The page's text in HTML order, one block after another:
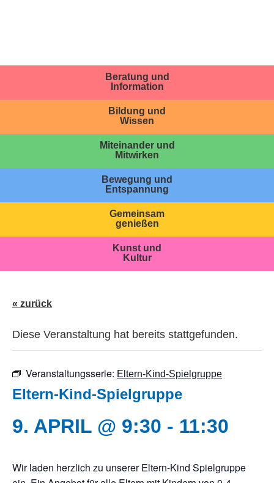
Beratung und
Information
Bildung und
Wissen
Miteinander und
Mitwirken
Bewegung und
Entspannung
Gemeinsam
genießen
Kunst und
Kultur
« zurück
Diese Veranstaltung hat bereits stattgefunden.
Veranstaltungsserie: Eltern-Kind-Spielgruppe
Eltern-Kind-Spielgruppe
9. APRIL @ 9:30 - 11:30
Wir laden herzlich zu unserer Eltern-Kind Spielgruppe